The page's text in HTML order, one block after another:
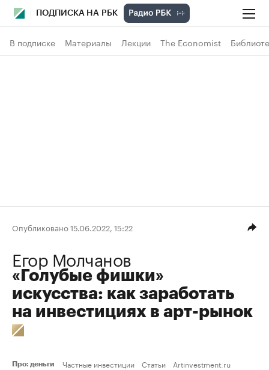
ПОДПИСКА НА РБК
В подписке Материалы Лекции The Economist
Опубликовано 15.06.2022, 15:22
Егор Молчанов
«Голубые фишки»
искусства: как заработать
на инвестициях в арт-рынок
Про: деньги Частные инвестиции Статьи Artinvestment.ru